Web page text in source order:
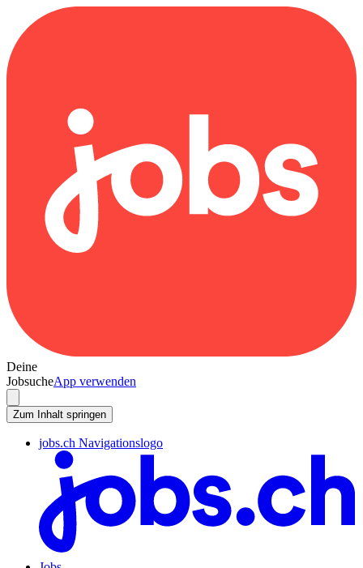
Deine
JobsucheApp verwenden
Zum Inhalt springen
jobs.ch Navigationslogo